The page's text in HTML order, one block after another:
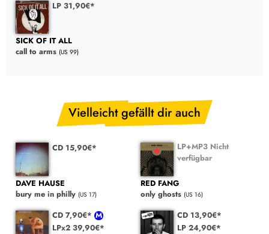
LP 31,90€*
SICK OF IT ALL
call to arms (US 99)
Vielleicht gefällt dir auch
CD 15,90€*
DAVE HAUSE
bury me in philly (US 17)
LP+MP3 Nicht
verfügbar
RED FANG
only ghosts (US 16)
CD 7,90€*
LPx2 39,90€*
CD 13,90€*
LP 24,90€*